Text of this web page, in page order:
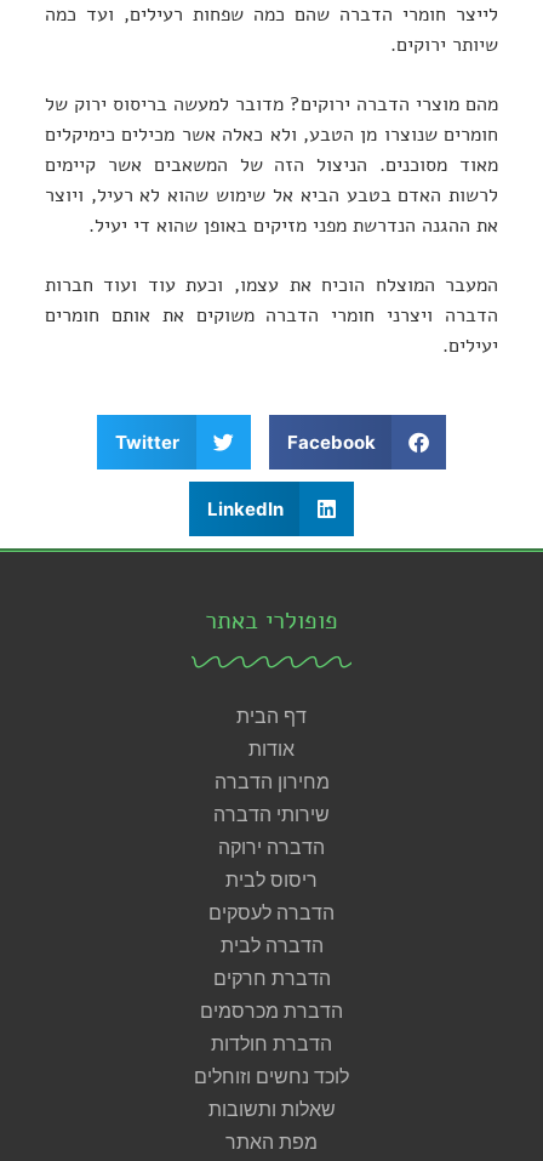
לייצר חומרי הדברה שהם כמה שפחות רעילים, ועד כמה
שיותר ירוקים.
מהם מוצרי הדברה ירוקים? מדובר למעשה בריסוס ירוק של
חומרים שנוצרו מן הטבע, ולא כאלה אשר מכילים כימיקלים
מאוד מסוכנים. הניצול הזה של המשאבים אשר קיימים
לרשות האדם בטבע הביא אל שימוש שהוא לא רעיל, ויוצר
את ההגנה הנדרשת מפני מזיקים באופן שהוא די יעיל.
המעבר המוצלח הוכיח את עצמו, וכעת עוד ועוד חברות
הדברה ויצרני חומרי הדברה משוקים את אותם חומרים
יעילים.
Facebook
Twitter
LinkedIn
פופולרי באתר
דף הבית
אודות
מחירון הדברה
שירותי הדברה
הדברה ירוקה
ריסוס לבית
הדברה לעסקים
הדברה לבית
הדברת חרקים
הדברת מכרסמים
הדברת חולדות
לוכד נחשים וזוחלים
שאלות ותשובות
מפת האתר